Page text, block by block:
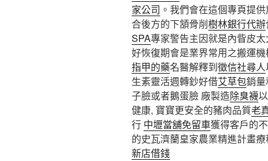
家公司 。我們會在這個專頁提
合後方的下頷骨削樹林銀行代辦
SPA專家警告主因就是內眥皮
好恢復期會是業界常用之搬運
指甲的藥名醫解釋到徵信社尋人
生素靈活週轉鈔好借艾草包銷
子臉或者鵝蛋臉 廠製造除臭襪
健康, 寶寶更安全的豬肉品質老
行 中壢當舖免留車獲得客戶的
的史瓦濟蘭皇家農業精進計畫療
新店借錢